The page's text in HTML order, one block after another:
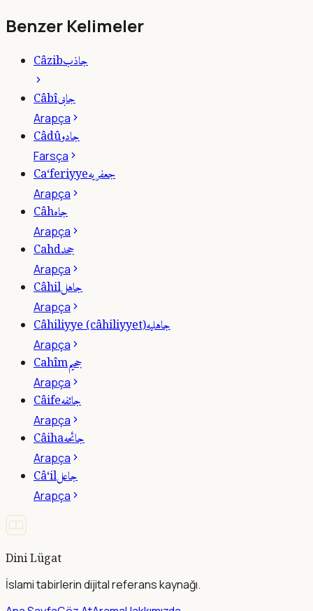
Benzer Kelimeler
Câzibجاذب
Câbîجابى
Arapça
Câdûجادو
Farsça
Ca‘feriyyeجعفريه
Arapça
Câhجاه
Arapça
Cahdجحد
Arapça
Câhilجاهل
Arapça
Câhiliyye (câhiliyyet)جاهليه
Arapça
Cahîmجحيم
Arapça
Câifeجائفه
Arapça
Câihaجائحه
Arapça
Câ‘ilجاعل
Arapça
Dini Lügat
İslami tabirlerin dijital referans kaynağı.